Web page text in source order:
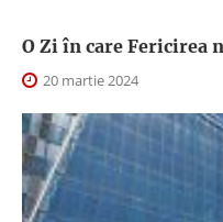
O Zi în care Fericirea
20 martie 2024